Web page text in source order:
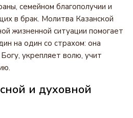
семейном благополучии и
в брак. Молитва Казанской
жизненной ситуации помогает
на один со страхом: она
укрепляет волю, учит
и духовной